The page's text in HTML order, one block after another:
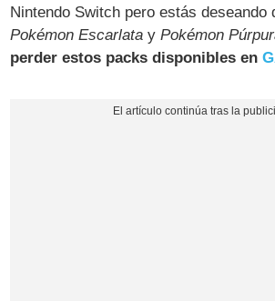
Nintendo Switch pero estás deseando
Pokémon Escarlata yPokémon
perder estos packs disponibles en